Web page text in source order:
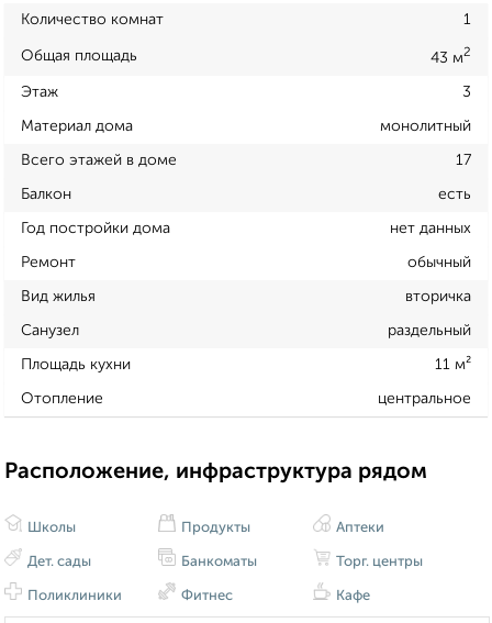
Количество комнат 1
Общая площадь 43 м2
Этаж 3
Материал дома монолитный
Всего этажей в доме 17
Балкон есть
Год постройки дома нет данных
Ремонт обычный
Вид жилья вторичка
Санузел раздельный
Площадь кухни 11 м²
Отопление центральное
Расположение, инфраструктура рядом
Школы
Дет. сады
Поликлиники
Продукты
Банкоматы
Фитнес
Аптеки
Торг. центры
Кафе